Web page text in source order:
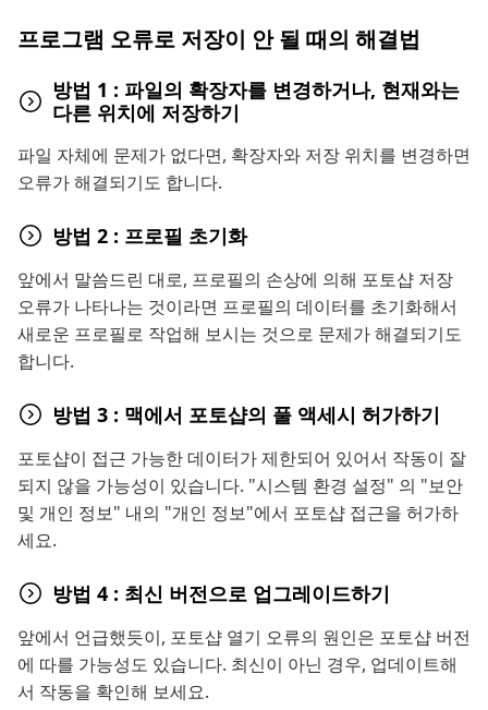
프로그램 오류로 저장이 안 될 때의 해결법
방법 1 : 파일의 확장자를 변경하거나, 현재와는
다른 위치에 저장하기
파일 자체에 문제가 없다면, 확장자와 저장 위치를 변경하면
오류가 해결되기도 합니다.
방법 2 : 프로필 초기화
앞에서 말씀드린 대로, 프로필의 손상에 의해 포토샵 저장
오류가 나타나는 것이라면 프로필의 데이터를 초기화해서
새로운 프로필로 작업해 보시는 것으로 문제가 해결되기도
합니다.
방법 3 : 맥에서 포토샵의 풀 액세시 허가하기
포토샵이 접근 가능한 데이터가 제한되어 있어서 작동이 잘
되지 않을 가능성이 있습니다. "시스템 환경 설정" 의 "보안
및 개인 정보" 내의 "개인 정보"에서 포토샵 접근을 허가하
세요.
방법 4 : 최신 버전으로 업그레이드하기
앞에서 언급했듯이, 포토샵 열기 오류의 원인은 포토샵 버전
에 따를 가능성도 있습니다. 최신이 아닌 경우, 업데이트해
서 작동을 확인해 보세요.